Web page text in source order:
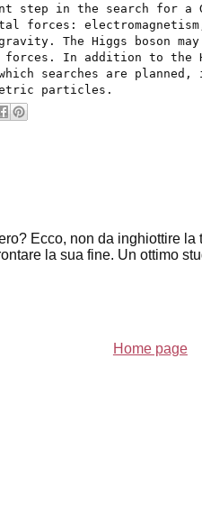
step in the search for a
forces:
The Higgs boson
forces. In addition to the
searches are
particles.
Ecco, non da inghiottire
la sua fine. Un ottimo
Home page